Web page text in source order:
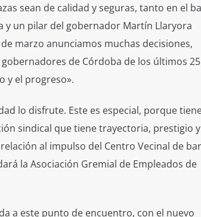
sean de calidad y seguras, tanto en el
y un pilar del gobernador Martín Llaryora
marzo anunciamos muchas decisiones,
de Córdoba de los últimos 25
y el progreso».
lo disfrute. Este es especial, porque
sindical que tiene trayectoria, prestigio
al impulso del Centro Vecinal de
la Asociación Gremial de Empleados de
a este punto de encuentro, con el nuevo